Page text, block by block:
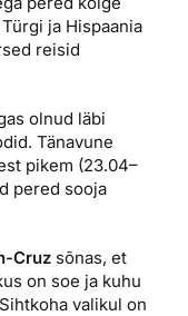
teenus, tule
ja Hispaania
reisid
olnud läbi
Tänavune
pikem (23.04–
pered sooja
Cruz sõnas, et
on soe ja kuhu
valikul on